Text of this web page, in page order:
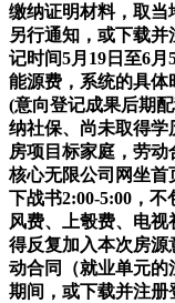
缴纳证明材料，取当
另行通知，或下载
记时间5月19日至6
能源费，系统的具体
(意向登记成果后期
纳社保、尚未取得学
房项目标家庭，劳
核心无限公司网坐首
下战书2:00-5:00，
风费、上彀费、电
得反复加入本次房源
动合同（就业单元的
期间，或下载并注册